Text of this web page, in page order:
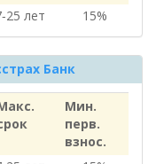
лет 15%
Банк
Мин.
перв.
взнос.